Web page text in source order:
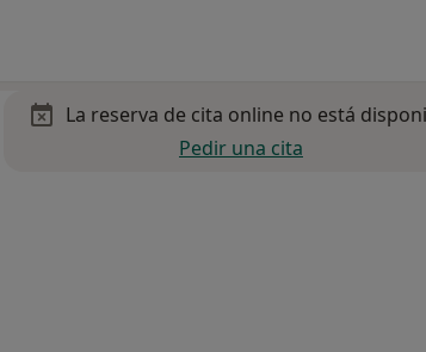
La reserva de cita online no está
Pedir una cita